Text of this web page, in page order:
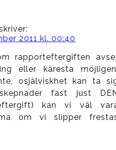
2011 kl. 00:40
rapporteftergiften
eller käresta
osjälviskhet kan ta
fast just
kan vi väl
om vi slipper